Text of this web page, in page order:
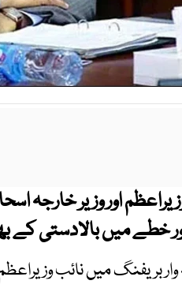
اور وزیر خارجہ
خطے میں بالادستی
بریفنگ میں نائب